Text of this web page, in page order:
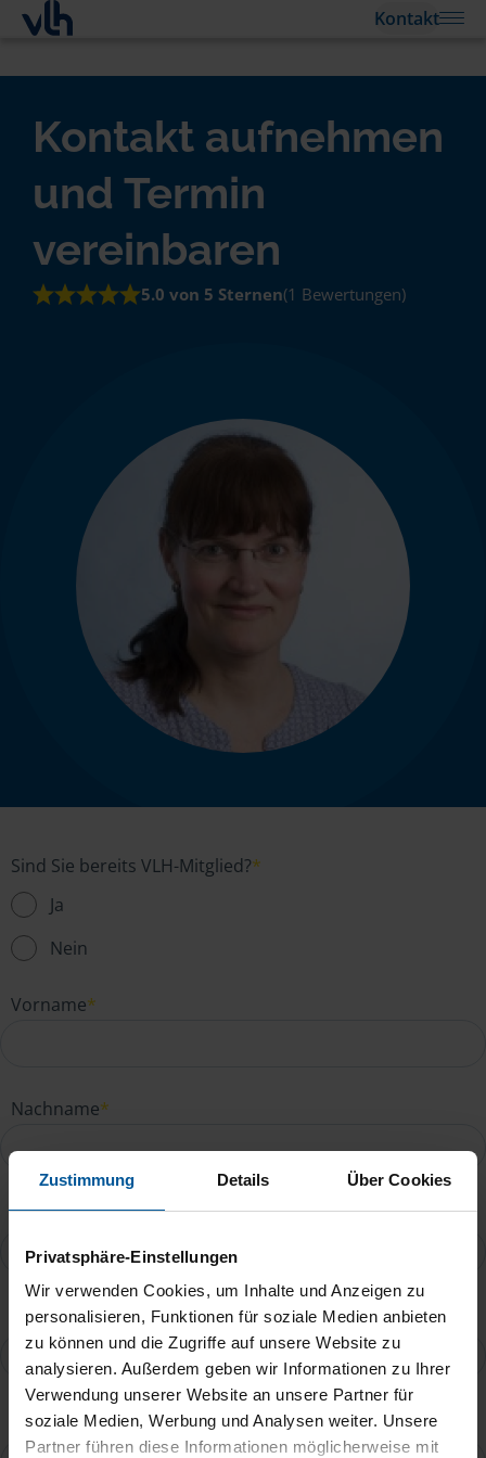
Zustimmung Details Über Cookies
Privatsphäre-Einstellungen
Wir verwenden Cookies, um Inhalte und Anzeigen zu
personalisieren, Funktionen für soziale Medien anbieten
zu können und die Zugriffe auf unsere Website zu
analysieren. Außerdem geben wir Informationen zu Ihrer
Verwendung unserer Website an unsere Partner für
soziale Medien, Werbung und Analysen weiter. Unsere
Partner führen diese Informationen möglicherweise mit
Kontakt
Kontakt aufnehmen
und Termin
vereinbaren
5.0 von 5 Sternen(1 Bewertungen)
Sind Sie bereits VLH-Mitglied?*
Ja
Nein
Vorname*
Nachname*
E-Mail*
Telefonnummer
Ihre Nachricht an Astrid Markus*